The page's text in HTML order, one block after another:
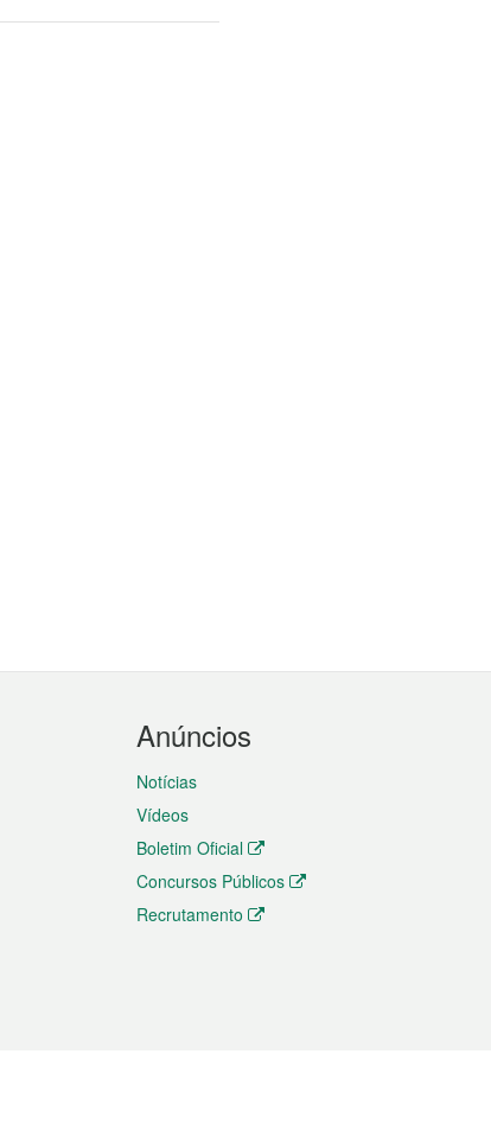
Anúncios
Notícias
Vídeos
Boletim Oficial
Concursos Públicos
Recrutamento